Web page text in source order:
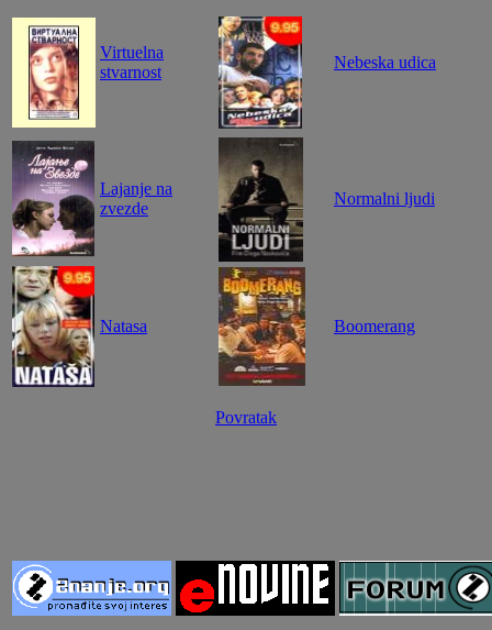
Virtuelna
stvarnost
Nebeska udica
Lajanje na
zvezde
Normalni ljudi
Natasa Boomerang
Povratak